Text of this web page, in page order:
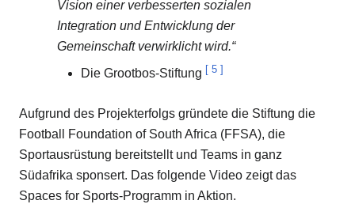
Vision einer verbesserten sozialen
Integration und Entwicklung der
Gemeinschaft verwirklicht wird.“
Die Grootbos-Stiftung [ 5 ]
Aufgrund des Projekterfolgs gründete die Stiftung die
Football Foundation of South Africa (FFSA), die
Sportausrüstung bereitstellt und Teams in ganz
Südafrika sponsert. Das folgende Video zeigt das
Spaces for Sports-Programm in Aktion.